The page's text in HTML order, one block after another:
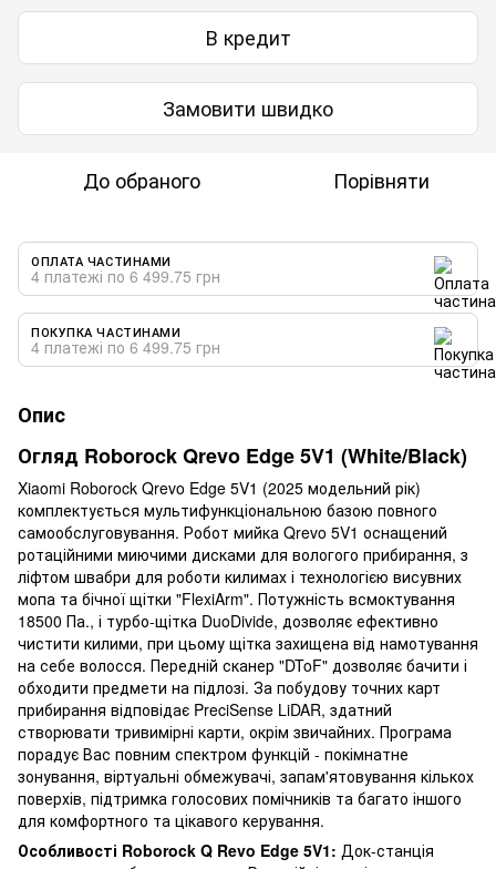
В кредит
Замовити швидко
До обраного Порівняти
ОПЛАТА ЧАСТИНАМИ
4 платежі по 6 499.75 грн
ПОКУПКА ЧАСТИНАМИ
4 платежі по 6 499.75 грн
Опис
Огляд Roborock Qrevo Edge 5V1 (White/Black)
Xiaomi Roborock Qrevo Edge 5V1 (2025 модельний рік)
комплектується мультифункціональною базою повного
самообслуговування. Робот мийка Qrevo 5V1 оснащений
ротаційними миючими дисками для вологого прибирання, з
ліфтом швабри для роботи килимах і технологією висувних
мопа та бічної щітки "FlexiArm". Потужність всмоктування
18500 Па., і турбо-щітка DuoDivide, дозволяє ефективно
чистити килими, при цьому щітка захищена від намотування
на себе волосся. Передній сканер "DToF" дозволяє бачити і
обходити предмети на підлозі. За побудову точних карт
прибирання відповідає PreciSense LiDAR, здатний
створювати тривимірні карти, окрім звичайних. Програма
порадує Вас повним спектром функцій - покімнатне
зонування, віртуальні обмежувачі, запам'ятовування кількох
поверхів, підтримка голосових помічників та багато іншого
для комфортного та цікавого керування.
Особливості Roborock Q Revo Edge 5V1: Док-станція